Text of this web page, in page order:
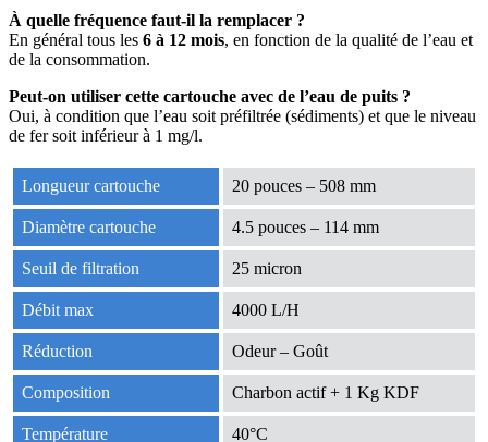
À quelle fréquence faut-il la remplacer ?
En général tous les 6 à 12 mois, en fonction de la qualité de l’eau et
de la consommation.
Peut-on utiliser cette cartouche avec de l’eau de puits ?
Oui, à condition que l’eau soit préfiltrée (sédiments) et que le niveau
de fer soit inférieur à 1 mg/l.
Longueur cartouche 20 pouces – 508 mm
Diamètre cartouche 4.5 pouces – 114 mm
Seuil de filtration 25 micron
Débit max 4000 L/H
Réduction Odeur – Goût
Composition Charbon actif + 1 Kg KDF
Température 40°C